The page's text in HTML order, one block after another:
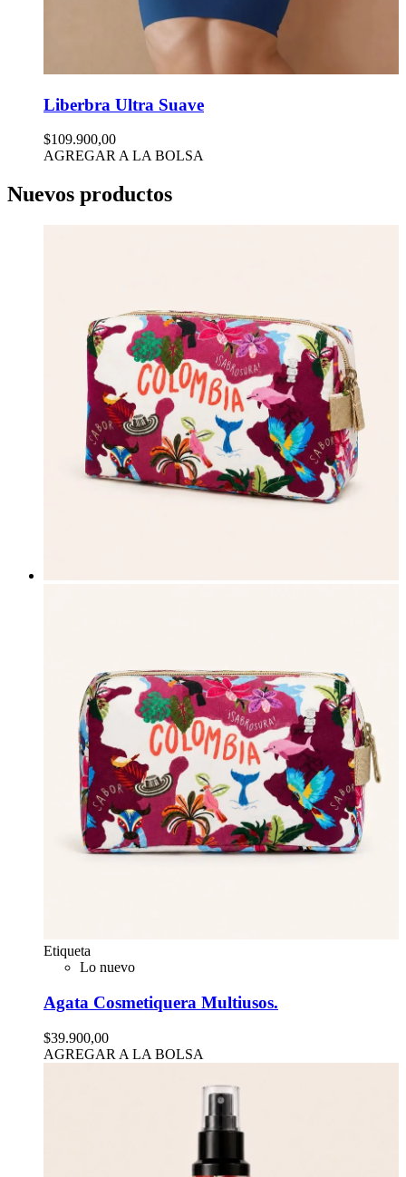
Liberbra Ultra Suave
$109.900,00
AGREGAR A LA BOLSA
Nuevos productos
Etiqueta
Lo nuevo
Agata Cosmetiquera Multiusos.
$39.900,00
AGREGAR A LA BOLSA